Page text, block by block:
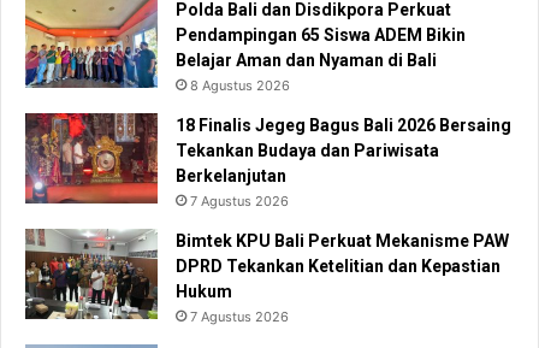
Polda Bali dan Disdikpora Perkuat
Pendampingan 65 Siswa ADEM Bikin
Belajar Aman dan Nyaman di Bali
8 Agustus 2026
18 Finalis Jegeg Bagus Bali 2026 Bersaing
Tekankan Budaya dan Pariwisata
Berkelanjutan
7 Agustus 2026
Bimtek KPU Bali Perkuat Mekanisme PAW
DPRD Tekankan Ketelitian dan Kepastian
Hukum
7 Agustus 2026